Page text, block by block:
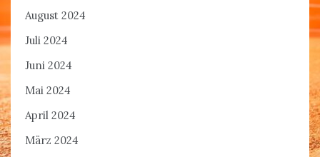
August 2024
Juli 2024
Juni 2024
Mai 2024
April 2024
März 2024